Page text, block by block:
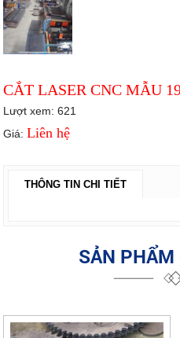
CẮT LASER CNC MẪU
Lượt xem: 621
Giá: Liên hệ
THÔNG TIN CHI TIẾT
SẢN PHẨM